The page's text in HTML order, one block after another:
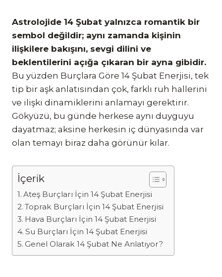
Astrolojide 14 Şubat yalnızca romantik bir
sembol değildir; aynı zamanda kişinin
ilişkilere bakışını, sevgi dilini ve
beklentilerini açığa çıkaran bir ayna gibidir.
Bu yüzden Burçlara Göre 14 Şubat Enerjisi, tek
tip bir aşk anlatısından çok, farklı ruh hallerini
ve ilişki dinamiklerini anlamayı gerektirir.
Gökyüzü, bu günde herkese aynı duyguyu
dayatmaz; aksine herkesin iç dünyasında var
olan temayı biraz daha görünür kılar.
İçerik
Ateş Burçları İçin 14 Şubat Enerjisi
Toprak Burçları İçin 14 Şubat Enerjisi
Hava Burçları İçin 14 Şubat Enerjisi
Su Burçları İçin 14 Şubat Enerjisi
Genel Olarak 14 Şubat Ne Anlatıyor?